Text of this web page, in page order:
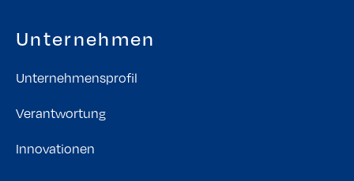
Unternehmen
Unternehmensprofil
Verantwortung
Innovationen